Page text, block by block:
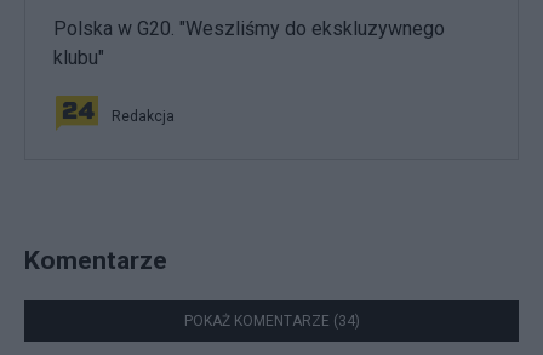
Polska w G20. "Weszliśmy do ekskluzywnego
klubu"
Redakcja
Komentarze
POKAŻ KOMENTARZE (34)